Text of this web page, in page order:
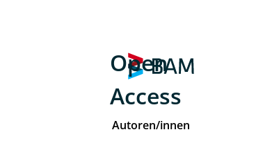
Open
Access
Autoren/innen